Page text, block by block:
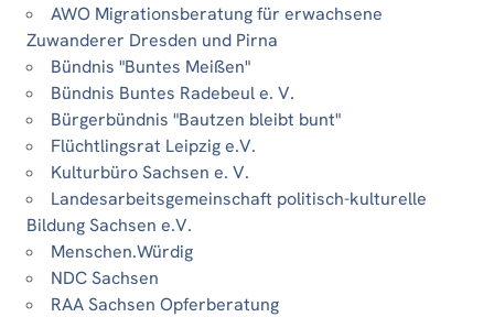
AWO Migrationsberatung für erwachsene
Zuwanderer Dresden und Pirna
Bündnis "Buntes Meißen"
Bündnis Buntes Radebeul e. V.
Bürgerbündnis "Bautzen bleibt bunt"
Flüchtlingsrat Leipzig e.V.
Kulturbüro Sachsen e. V.
Landesarbeitsgemeinschaft politisch-kulturelle
Bildung Sachsen e.V.
Menschen.Würdig
NDC Sachsen
RAA Sachsen Opferberatung